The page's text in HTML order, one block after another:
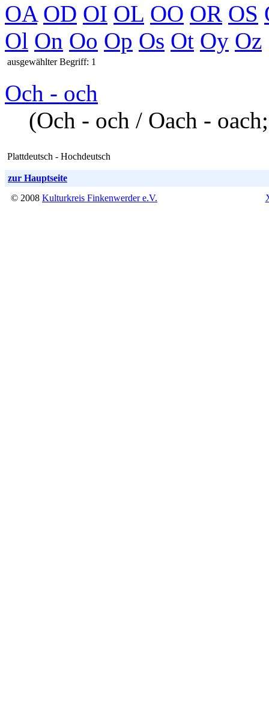
OA OD OI OL OO OR OS
Ol On Oo Op Os Ot Oy Oz
ausgewählter Begriff: 1
Och - och
(Och - och / Oach -
Plattdeutsch - Hochdeutsch
zur Hauptseite
© 2008 Kulturkreis Finkenwerder e.V.